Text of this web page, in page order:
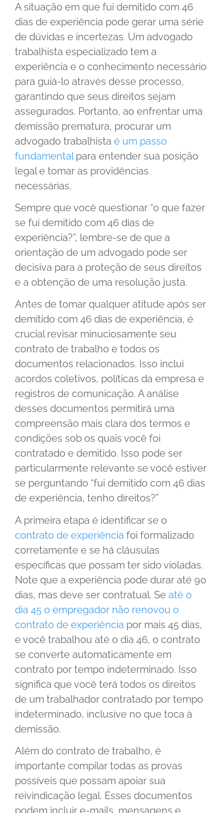
A situação em que fui demitido com 46
dias de experiência pode gerar uma série
de dúvidas e incertezas. Um advogado
trabalhista especializado tem a
experiência e o conhecimento necessário
para guiá-lo através desse processo,
garantindo que seus direitos sejam
assegurados. Portanto, ao enfrentar uma
demissão prematura, procurar um
advogado trabalhista é um passo
fundamentalpara entender sua posição
legal e tomar as providências
necessárias.
Sempre que você questionar “o que fazer
se fui demitido com 46 dias de
experiência?”, lembre-se de que a
orientação de um advogado pode ser
decisiva para a proteção de seus direitos
e a obtenção de uma resolução justa.
Antes de tomar qualquer atitude após ser
demitido com 46 dias de experiência, é
crucial revisar minuciosamente seu
contrato de trabalho e todos os
documentos relacionados. Isso inclui
acordos coletivos, políticas da empresa e
registros de comunicação. A análise
desses documentos permitirá uma
compreensão mais clara dos termos e
condições sob os quais você foi
contratado e demitido. Isso pode ser
particularmente relevante se você estiver
se perguntando “fui demitido com 46 dias
de experiência, tenho direitos?”
A primeira etapa é identificar se o
contrato de experiência foi formalizado
corretamente e se há cláusulas
específicas que possam ter sido violadas.
Note que a experiência pode durar até 90
dias, mas deve ser contratual. Se até o
dia 45 o empregador não renovou o
contrato de experiência por mais 45 dias,
e você trabalhou até o dia 46, o contrato
se converte automaticamente em
contrato por tempo indeterminado. Isso
significa que você terá todos os direitos
de um trabalhador contratado por tempo
indeterminado, inclusive no que toca à
demissão.
Além do contrato de trabalho, é
importante compilar todas as provas
possíveis que possam apoiar sua
reivindicação legal. Esses documentos
podem incluir e-mails, mensagens e